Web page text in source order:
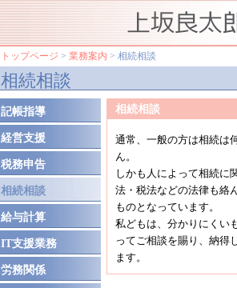
トップページ > 業務案内 > 相続相談
相続相談
相続相談
通常、一般の方は相続は
ん。
しかも人によって相続に
法・税法などの法律も絡
ものとなっています。
私どもは、分かりにくい
ってご相談を賜り、納得
ます。
記帳指導
経営支援
税務申告
相続相談
給与計算
IT支援業務
労務関係